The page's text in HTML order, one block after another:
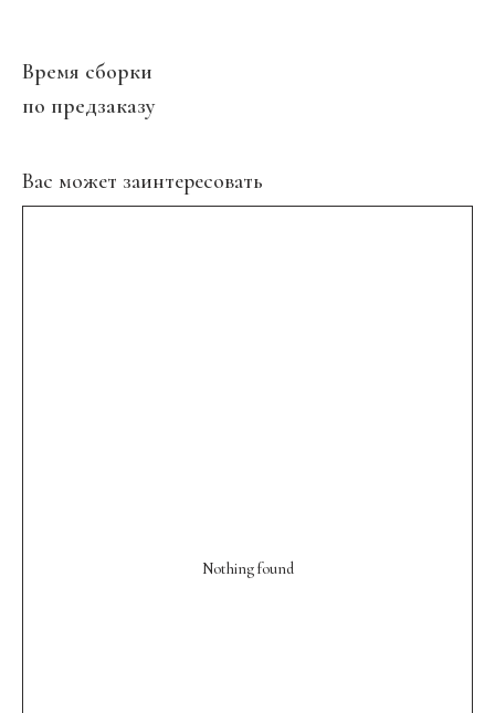
Время сборки
по предзаказу
Вас может заинтересовать
Nothing found